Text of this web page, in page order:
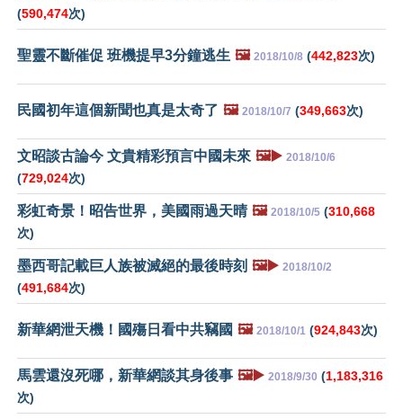
(590,474次)
聖靈不斷催促 班機提早3分鐘逃生 🖼️ 2018/10/8 (442,823次)
民國初年這個新聞也真是太奇了 🖼️ 2018/10/7 (349,663次)
文昭談古論今 文貴精彩預言中國未來 🖼️▶️ 2018/10/6
(729,024次)
彩虹奇景！昭告世界，美國雨過天晴 🖼️ 2018/10/5 (310,668
次)
墨西哥記載巨人族被滅絕的最後時刻 🖼️▶️ 2018/10/2
(491,684次)
新華網泄天機！國殤日看中共竊國 🖼️ 2018/10/1 (924,843次)
馬雲還沒死哪，新華網談其身後事 🖼️▶️ 2018/9/30 (1,183,316
次)